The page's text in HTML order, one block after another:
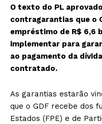
O texto do PL
contragarantias que o
empréstimo de R$ 6,6
implementar para
ao pagamento da
contratado.
As garantias estarão
que o GDF recebe dos
Estados (FPE) e de